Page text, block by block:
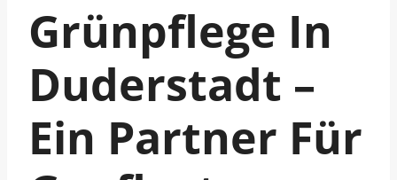
Grünpflege In
Duderstadt –
Ein Partner Für